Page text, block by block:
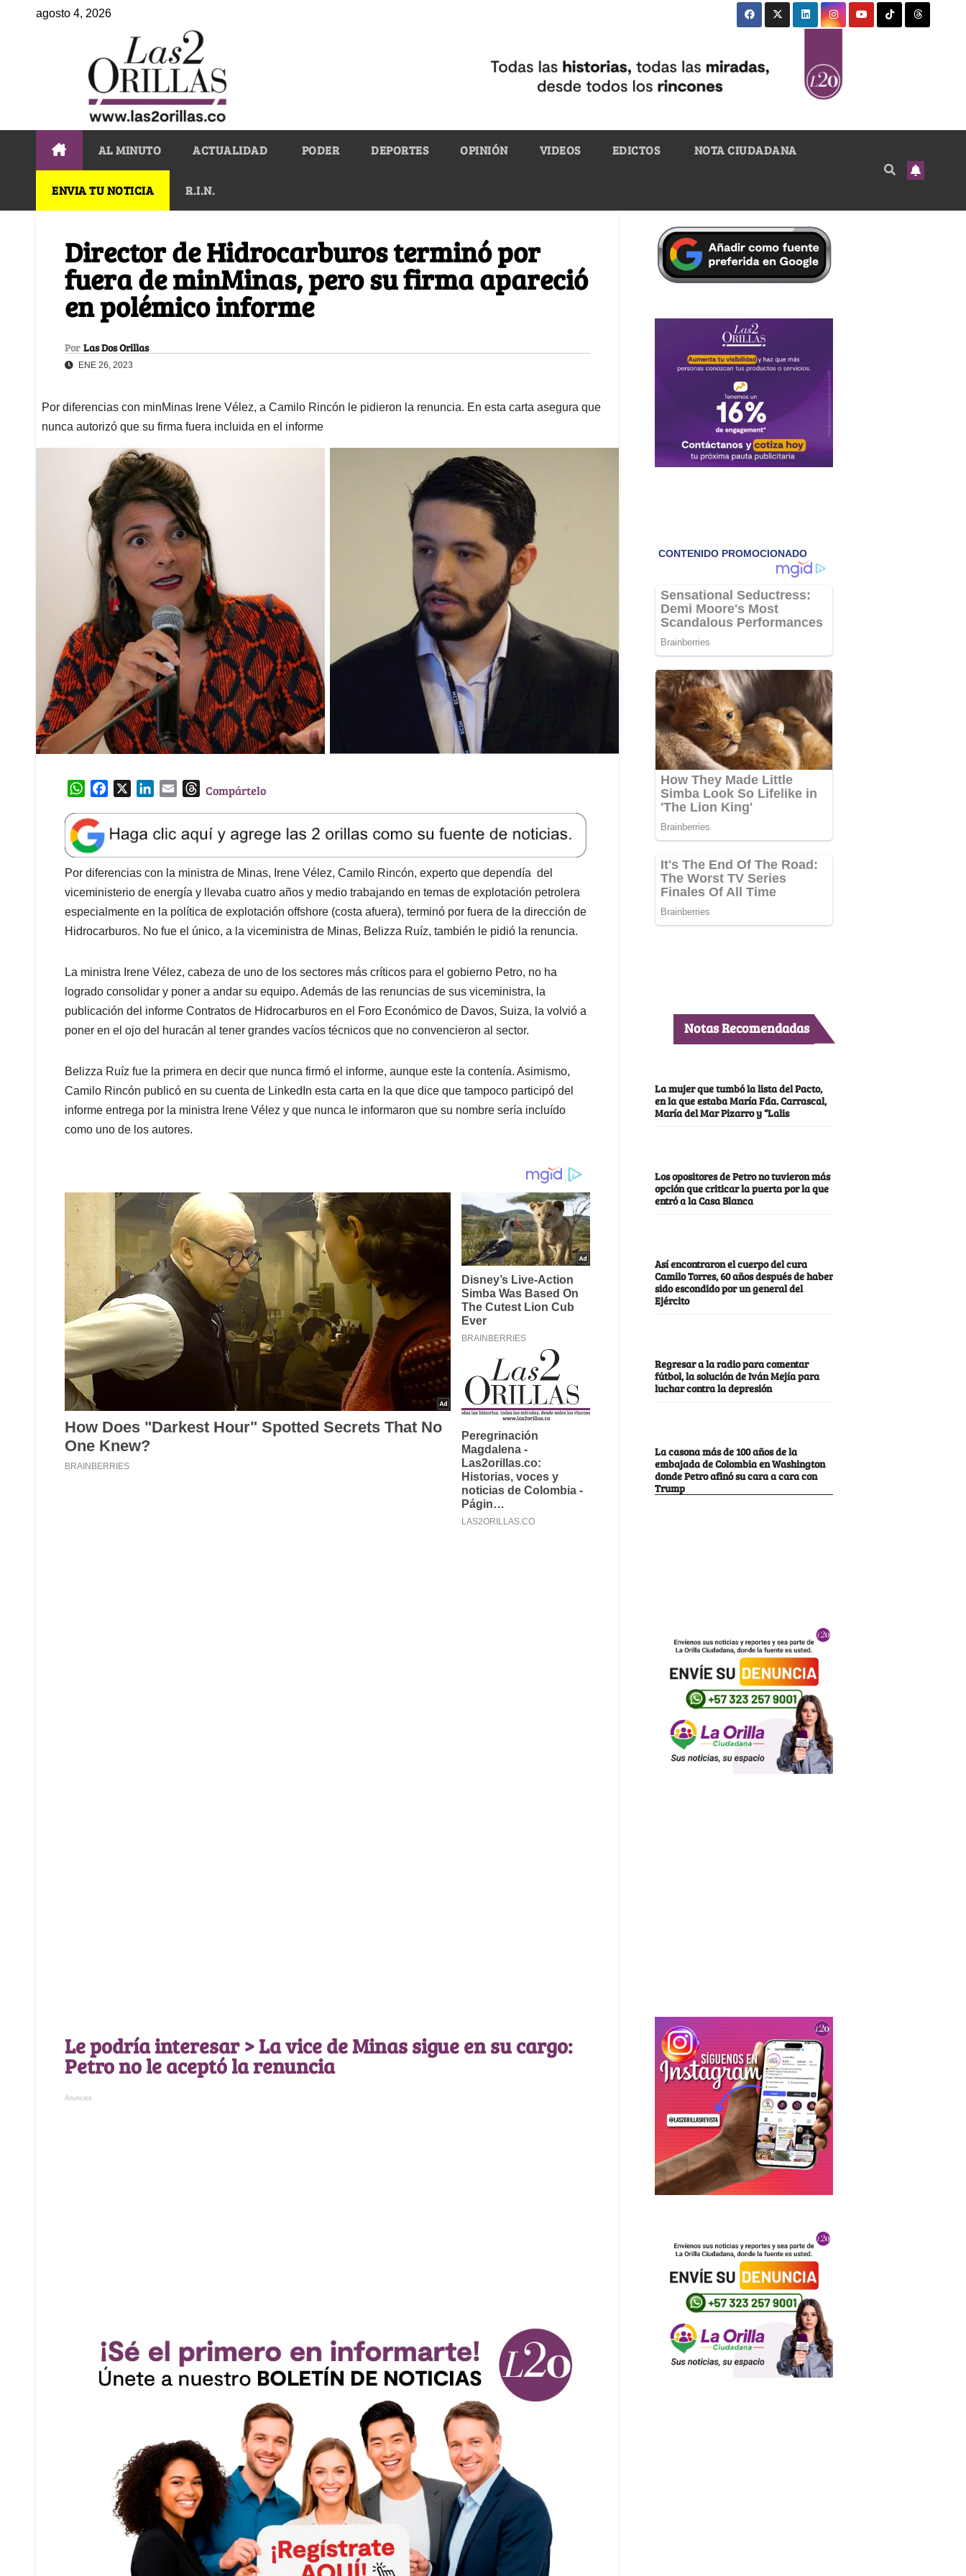
agosto 4, 2026
AL MINUTO ACTUALIDAD PODER DEPORTES OPINIÓN VIDEOS EDICTOS NOTA CIUDADANA
ENVIA TU NOTICIA R.I.N.
Director de Hidrocarburos terminó por
fuera de minMinas, pero su firma apareció
en polémico informe
Por Las Dos Orillas
ENE 26, 2023
Por diferencias con minMinas Irene Vélez, a Camilo Rincón le pidieron la renuncia. En esta carta asegura que
nunca autorizó que su firma fuera incluida en el informe
W
a
t
s
A
p
p
e
b
o
o
k
k
e
d
I
n
l
T
e
a
d
s
Compártelo
Por diferencias con la ministra de Minas, Irene Vélez, Camilo Rincón, experto que dependía del
viceministerio de energía y llevaba cuatro años y medio trabajando en temas de explotación petrolera
especialmente en la política de explotación offshore (costa afuera), terminó por fuera de la dirección de
Hidrocarburos. No fue el único, a la viceministra de Minas, Belizza Ruíz, también le pidió la renuncia.
La ministra Irene Vélez, cabeza de uno de los sectores más críticos para el gobierno Petro, no ha
logrado consolidar y poner a andar su equipo. Además de las renuncias de sus viceministra, la
publicación del informe Contratos de Hidrocarburos en el Foro Económico de Davos, Suiza, la volvió a
poner en el ojo del huracán al tener grandes vacíos técnicos que no convencieron al sector.
Belizza Ruíz fue la primera en decir que nunca firmó el informe, aunque este la contenía. Asimismo,
Camilo Rincón publicó en su cuenta de LinkedIn esta carta en la que dice que tampoco participó del
informe entrega por la ministra Irene Vélez y que nunca le informaron que su nombre sería incluído
como uno de los autores.
Le podría interesar > La vice de Minas sigue en su cargo:
Petro no le aceptó la renuncia
Anuncios.
Notas Recomendadas
La mujer que tumbó la lista del Pacto,
en la que estaba María Fda. Carrascal,
María del Mar Pizarro y “Lalis
Los opositores de Petro no tuvieron más
opción que criticar la puerta por la que
entró a la Casa Blanca
Así encontraron el cuerpo del cura
Camilo Torres, 60 años después de haber
sido escondido por un general del
Ejército
Regresar a la radio para comentar
fútbol, la solución de Iván Mejía para
luchar contra la depresión
La casona más de 100 años de la
embajada de Colombia en Washington
donde Petro afinó su cara a cara con
Trump